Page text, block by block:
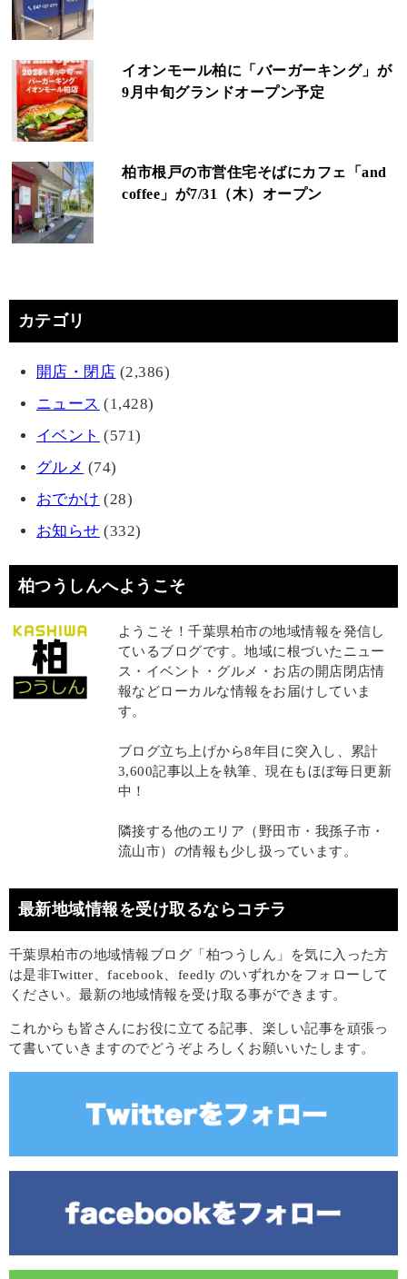
イオンモール柏に「バーガーキング」が
9月中旬グランドオープン予定
柏市根戸の市営住宅そばにカフェ「and
coffee」が7/31（木）オープン
カテゴリ
開店・閉店 (2,386)
ニュース (1,428)
イベント (571)
グルメ (74)
おでかけ (28)
お知らせ (332)
柏つうしんへようこそ
ようこそ！千葉県柏市の地域情報を発信し
ているブログです。地域に根づいたニュー
ス・イベント・グルメ・お店の開店閉店情
報などローカルな情報をお届けしていま
す。
ブログ立ち上げから8年目に突入し、累計
3,600記事以上を執筆、現在もほぼ毎日更新
中！
隣接する他のエリア（野田市・我孫子市・
流山市）の情報も少し扱っています。
最新地域情報を受け取るならコチラ
千葉県柏市の地域情報ブログ「柏つうしん」を気に入った方
は是非Twitter、facebook、feedly のいずれかをフォローして
ください。最新の地域情報を受け取る事ができます。
これからも皆さんにお役に立てる記事、楽しい記事を頑張っ
て書いていきますのでどうぞよろしくお願いいたします。